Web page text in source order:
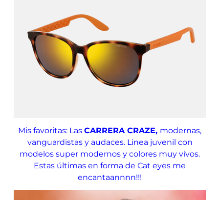
Mis favoritas: Las CARRERA CRAZE, modernas,
vanguardistas y audaces. Linea juvenil con
modelos super modernos y colores muy vivos.
Estas últimas en forma de Cat eyes me
encantaannnn!!!